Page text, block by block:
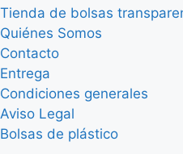
Tienda de bolsas
Quiénes Somos
Contacto
Entrega
Condiciones generales
Aviso Legal
Bolsas de plástico